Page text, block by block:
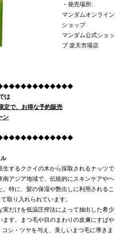
・発売場所:
マンダムオンライン
ショップ
マンダム公式ショッ
プ 楽天市場店
は
定で、お得な予約販売
ン
するククイの木から採取されるナッツで
アジア地域で、伝統的にスキンケアやヘ
特に、髪の保湿や艶出しに利用されるこ
取り入れられています。
だけを低温圧搾法によって抽出した希少
す。まつ毛や目のまわりの皮膚にすばや
シ・ツヤを与え、美しいまつ毛に導きま